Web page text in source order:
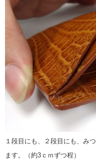
１段目にも、２段目にも、み
ます。（約3ｃｍずつ程）